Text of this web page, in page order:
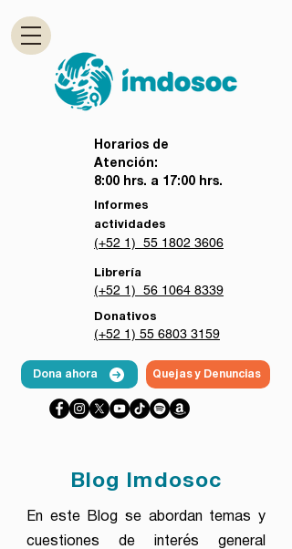
Horarios de
Atención:
8:00 hrs. a 17:00 hrs.
Informes
actividades
(+52 1) 55 1802 3606
Librería
(+52 1) 56 1064 8339
Donativos
(+52 1) 55 6803 3159
Dona ahora Quejas y Denuncias
Blog Imdosoc
En este Blog se abordan temas y
cuestiones de interés general